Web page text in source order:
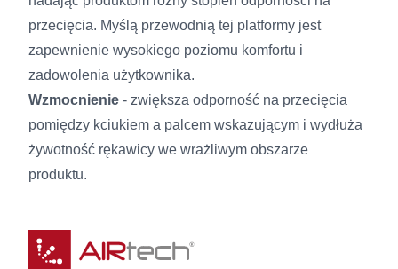
przecięcia. Myślą przewodnią tej platformy jest
zapewnienie wysokiego poziomu komfortu i
zadowolenia użytkownika.
Wzmocnienie - zwiększa odporność na przecięcia
pomiędzy kciukiem a palcem wskazującym i wydłuża
żywotność rękawicy we wrażliwym obszarze
produktu.